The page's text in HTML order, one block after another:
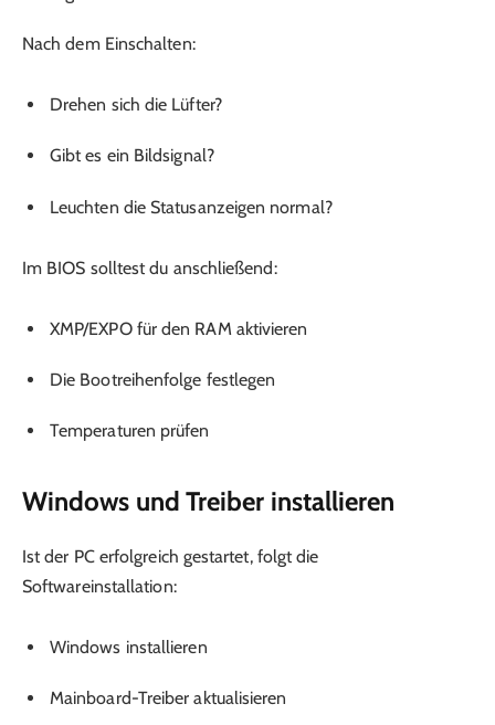
Nach dem Einschalten:
Drehen sich die Lüfter?
Gibt es ein Bildsignal?
Leuchten die Statusanzeigen normal?
Im BIOS solltest du anschließend:
XMP/EXPO für den RAM aktivieren
Die Bootreihenfolge festlegen
Temperaturen prüfen
Windows und Treiber installieren
Ist der PC erfolgreich gestartet, folgt die
Softwareinstallation:
Windows installieren
Mainboard-Treiber aktualisieren